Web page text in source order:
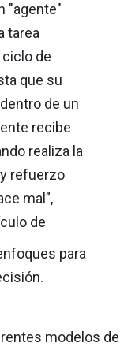
"agente"
tarea
de
que su
de un
recibe
realiza la
refuerzo
mal”,
de
para
modelos de